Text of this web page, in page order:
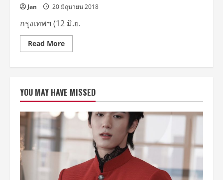
Jan 20 มิถุนายน 2018
กรุงเทพฯ (12 มิ.ย.
Read MoreRead
more
พัฒน์
เปิด
รันเวย์
โชว์
พลัง
ดีไซเนอร์
ใหม่
“CIDI
Art
Thesis
YOU MAY HAVE MISSED